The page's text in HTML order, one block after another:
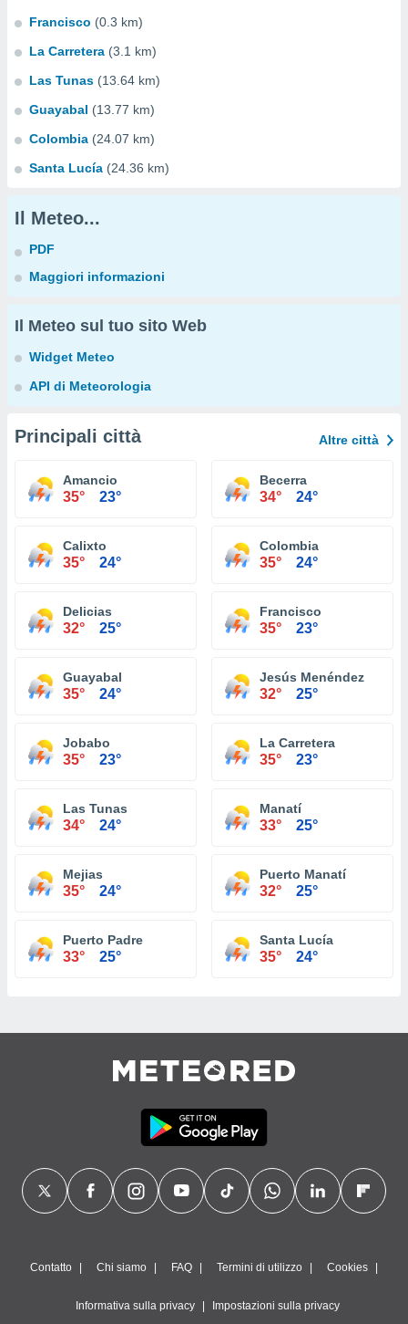
Francisco (0.3 km)
La Carretera (3.1 km)
Las Tunas (13.64 km)
Guayabal (13.77 km)
Colombia (24.07 km)
Santa Lucía (24.36 km)
Il Meteo...
PDF
Maggiori informazioni
Il Meteo sul tuo sito Web
Widget Meteo
API di Meteorologia
Principali città Altre città
Amancio
35° 23°
Becerra
34° 24°
Calixto
35° 24°
Colombia
35° 24°
Delicias
32° 25°
Francisco
35° 23°
Guayabal
35° 24°
Jesús Menéndez
32° 25°
Jobabo
35° 23°
La Carretera
35° 23°
Las Tunas
34° 24°
Manatí
33° 25°
Mejias
35° 24°
Puerto Manatí
32° 25°
Puerto Padre
33° 25°
Santa Lucía
35° 24°
Contatto Chi siamo FAQ Termini di utilizzo Cookies
Informativa sulla privacy Impostazioni sulla privacy